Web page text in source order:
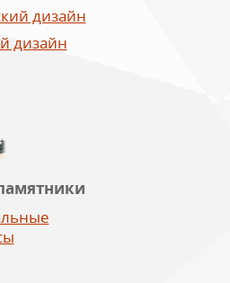
дизайн
дизайн